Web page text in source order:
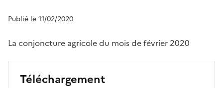
Publié le 11/02/2020
La conjoncture agricole du mois de février 2020
Téléchargement